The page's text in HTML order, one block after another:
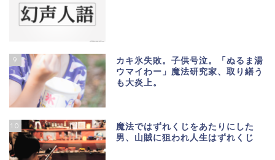
9
カキ氷失敗。子供号泣。「ぬるま湯
ウマイわー」魔法研究家、取り繕う
も大炎上。
10
魔法ではずれくじをあたりにした
男、山賊に狙われ人生はずれくじ